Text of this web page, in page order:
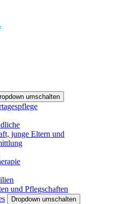
umschalten
junge Eltern und
und Pflegschaften
Dropdown umschalten